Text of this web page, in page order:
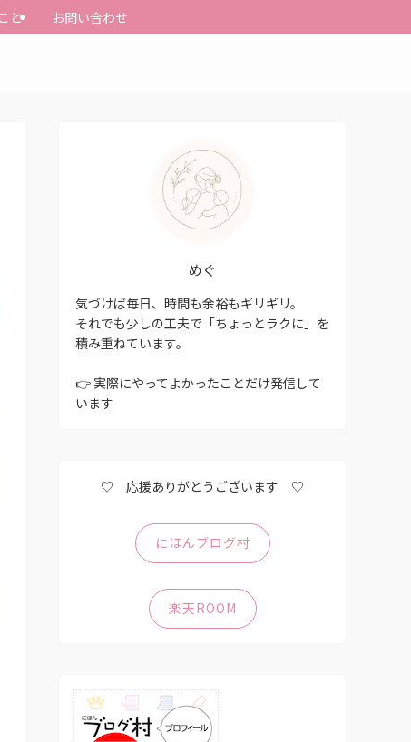
と お問い合わせ
めぐ
気づけば毎日、時間も余裕もギリギリ。
それでも少しの工夫で「ちょっとラクに」を
積み重ねています。
👉 実際にやってよかったことだけ発信して
います
♡ 応援ありがとうございます ♡
にほんブログ村
楽天ROOM